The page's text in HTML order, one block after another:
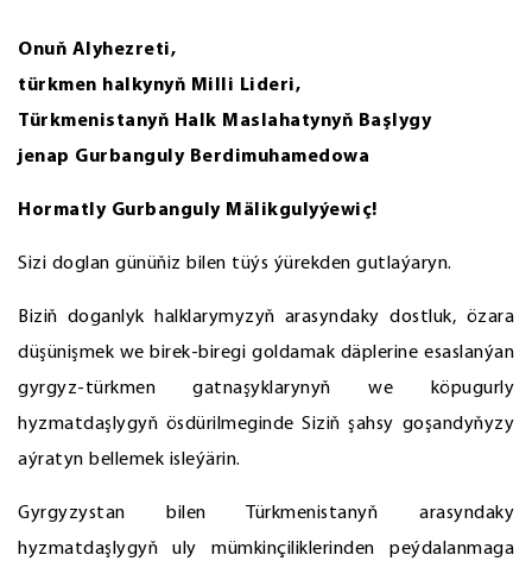
Onuň Alyhezreti,
türkmen halkynyň Milli Lideri,
Türkmenistanyň Halk Maslahatynyň Başlygy
jenap Gurbanguly Berdimuhamedowa
Hormatly Gurbanguly Mälikgulyýewiç!
Sizi doglan günüňiz bilen tüýs ýürekden gutlaýaryn.
Biziň doganlyk halklarymyzyň arasyndaky dostluk, özara
düşünişmek we birek-biregi goldamak däplerine esaslanýan
gyrgyz-türkmen gatnaşyklarynyň we köpugurly
hyzmatdaşlygyň ösdürilmeginde Siziň şahsy goşandyňyzy
aýratyn bellemek isleýärin.
Gyrgyzystan bilen Türkmenistanyň arasyndaky
hyzmatdaşlygyň uly mümkinçiliklerinden peýdalanmaga